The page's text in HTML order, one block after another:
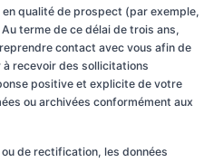
qualité de prospect (par exemple,
terme de ce délai de trois ans,
contact avec vous afin de
recevoir des sollicitations
positive et explicite de votre
ou archivées conformément aux
ou de rectification, les données